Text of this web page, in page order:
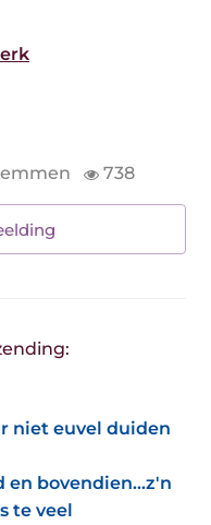
738
niet euvel duiden
en bovendien...z'n
te veel